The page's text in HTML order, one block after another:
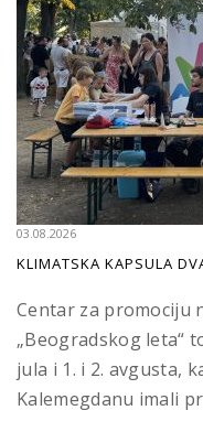
03.08.2026
KLIMATSKA KAPSULA
Centar za promociju
„Beogradskog leta“
jula i 1. i 2. avgusta,
Kalemegdanu imali